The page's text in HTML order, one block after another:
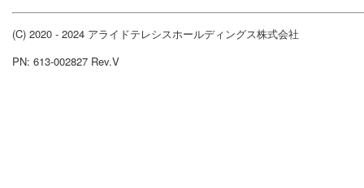
(C) 2020 - 2024 アライドテレシスホールディングス株式会社
PN: 613-002827 Rev.V